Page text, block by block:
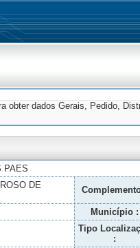
obter dados Gerais, Pedido,
PAES
DE
Município :
Tipo
: